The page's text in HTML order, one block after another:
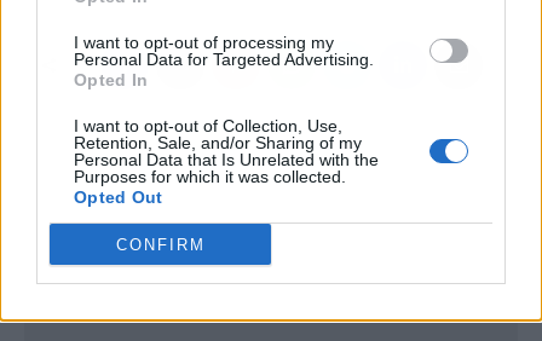
I want to opt-out of processing my
Personal Data for Targeted Advertising.
Opted In
I want to opt-out of Collection, Use,
Retention, Sale, and/or Sharing of my
Personal Data that Is Unrelated with the
Purposes for which it was collected.
Opted Out
CONFIRM